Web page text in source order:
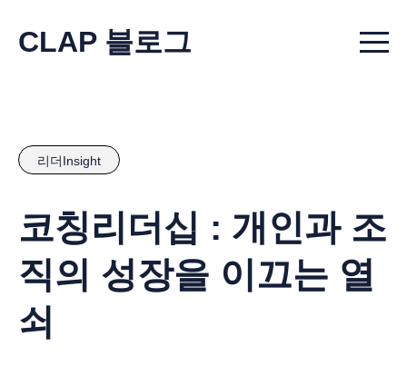
CLAP 블로그 Menu
리더Insight
코칭리더십 : 개인과 조
직의 성장을 이끄는 열
쇠